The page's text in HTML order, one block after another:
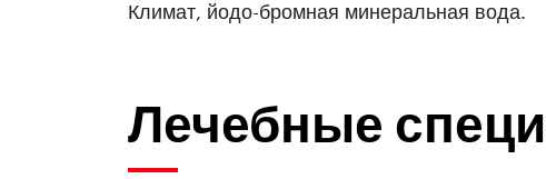
Климат, йодо-бромная минеральная вода.
Лечебные